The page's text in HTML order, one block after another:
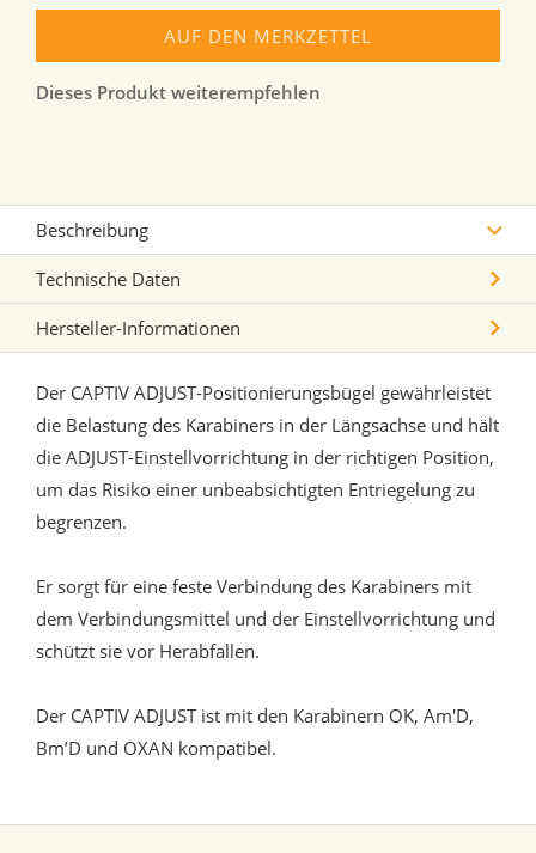
AUF DEN MERKZETTEL
Dieses Produkt weiterempfehlen
Beschreibung
Technische Daten
Hersteller-Informationen
Der CAPTIV ADJUST-Positionierungsbügel gewährleistet
die Belastung des Karabiners in der Längsachse und hält
die ADJUST-Einstellvorrichtung in der richtigen Position,
um das Risiko einer unbeabsichtigten Entriegelung zu
begrenzen.
Er sorgt für eine feste Verbindung des Karabiners mit
dem Verbindungsmittel und der Einstellvorrichtung und
schützt sie vor Herabfallen.
Der CAPTIV ADJUST ist mit den Karabinern OK, Am'D,
Bm’D und OXAN kompatibel.